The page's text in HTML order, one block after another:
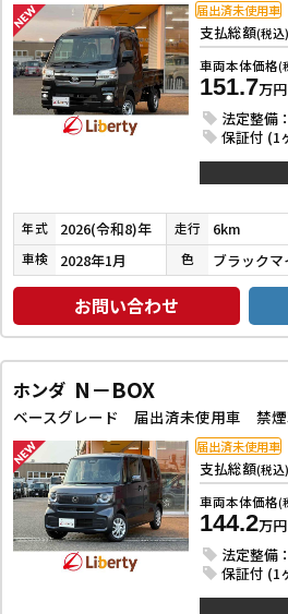
支払総額(税込)
車両本体価格(
151.7万円
法定整備
保証付 (1
届出済未使用車
年式 2026(令和8)年 走行 6km
車検 2028年1月 色
お問い合わせ
ホンダ N－BOX
支払総額(税込)
車両本体価格(
144.2万円
法定整備
保証付 (1
届出済未使用車